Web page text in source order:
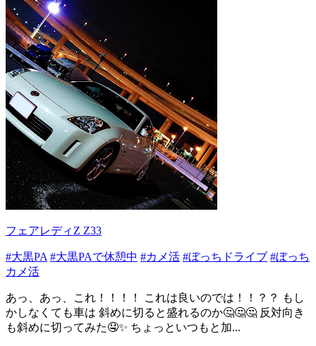
フェアレディZ Z33
#大黒PA #大黒PAで休憩中 #カメ活 #ぼっちドライブ #ぼっち
カメ活
あっ、あっ、これ！！！！ これは良いのでは！！？？ もし
かしなくても車は 斜めに切ると盛れるのか🤔🤔🤔 反対向き
も斜めに切ってみた🤤✨ ちょっといつもと加...